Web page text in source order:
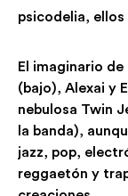
psicodelia,
El imaginario
(bajo), Alexai y
nebulosa Twin
la banda),
jazz, pop,
reggaetón y